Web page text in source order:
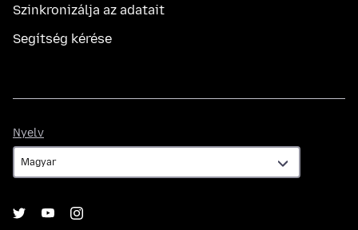
Szinkronizálja az adatait
Segítség kérése
Nyelv